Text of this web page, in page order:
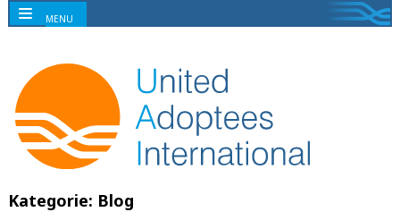
Kategorie: Blog
MENU